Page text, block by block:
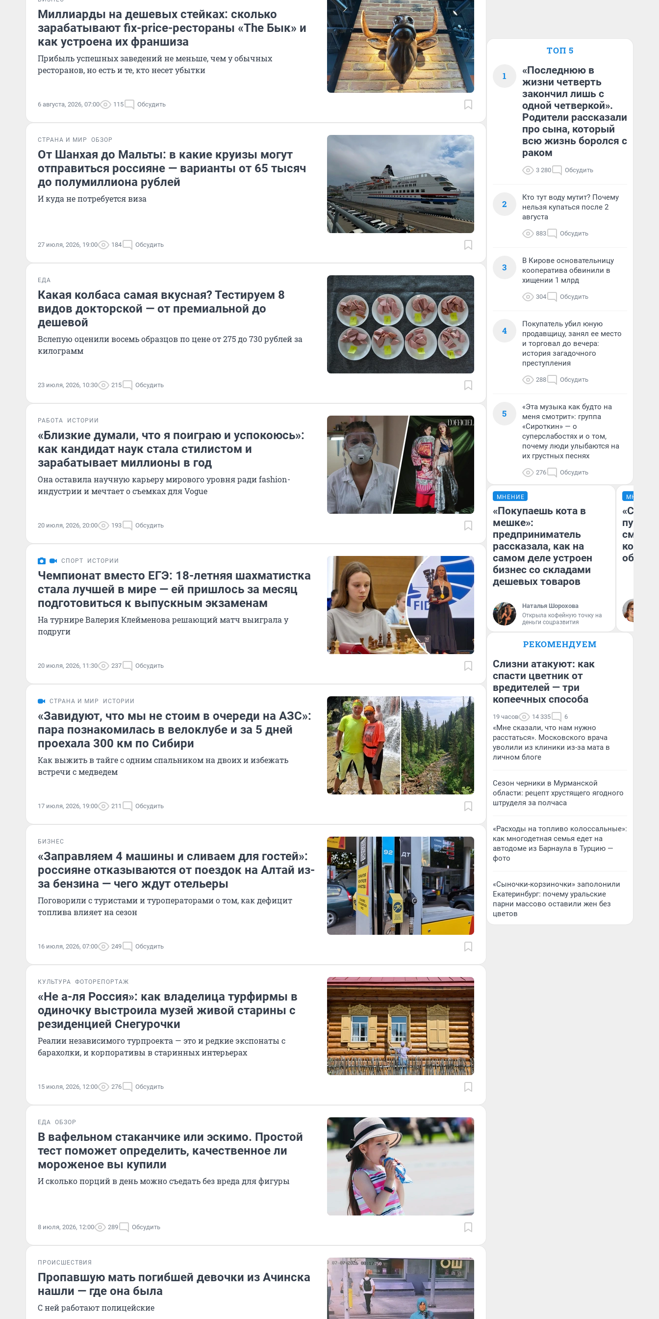
Миллиарды на дешевых стейках: сколько
зарабатывают fix-price-рестораны «The Бык» и
как устроена их франшиза
Прибыль успешных заведений не меньше, чем у обычных
ресторанов, но есть и те, кто несет убытки
6 августа, 2026, 07:00 115 Обсудить
СТРАНА И МИР ОБЗОР
От Шанхая до Мальты: в какие круизы могут
отправиться россияне — варианты от 65 тысяч
до полумиллиона рублей
И куда не потребуется виза
27 июля, 2026, 19:00 184 Обсудить
ЕДА
Какая колбаса самая вкусная? Тестируем 8
видов докторской — от премиальной до
дешевой
Вслепую оценили восемь образцов по цене от 275 до 730 рублей за
килограмм
23 июля, 2026, 10:30 215 Обсудить
РАБОТА ИСТОРИИ
«Близкие думали, что я поиграю и успокоюсь»:
как кандидат наук стала стилистом и
зарабатывает миллионы в год
Она оставила научную карьеру мирового уровня ради fashion-
индустрии и мечтает о съемках для Vogue
20 июля, 2026, 20:00 193 Обсудить
СПОРТ ИСТОРИИ
Чемпионат вместо ЕГЭ: 18-летняя шахматистка
стала лучшей в мире — ей пришлось за месяц
подготовиться к выпускным экзаменам
На турнире Валерия Клейменова решающий матч выиграла у
подруги
20 июля, 2026, 11:30 237 Обсудить
СТРАНА И МИР ИСТОРИИ
«Завидуют, что мы не стоим в очереди на АЗС»:
пара познакомилась в велоклубе и за 5 дней
проехала 300 км по Сибири
Как выжить в тайге с одним спальником на двоих и избежать
встречи с медведем
17 июля, 2026, 19:00 211 Обсудить
БИЗНЕС
«Заправляем 4 машины и сливаем для гостей»:
россияне отказываются от поездок на Алтай из-
за бензина — чего ждут отельеры
Поговорили с туристами и туроператорами о том, как дефицит
топлива влияет на сезон
16 июля, 2026, 07:00 249 Обсудить
КУЛЬТУРА ФОТОРЕПОРТАЖ
«Не а-ля Россия»: как владелица турфирмы в
одиночку выстроила музей живой старины с
резиденцией Снегурочки
Реалии независимого турпроекта — это и редкие экспонаты с
барахолки, и корпоративы в старинных интерьерах
15 июля, 2026, 12:00 276 Обсудить
ЕДА ОБЗОР
В вафельном стаканчике или эскимо. Простой
тест поможет определить, качественное ли
мороженое вы купили
И сколько порций в день можно съедать без вреда для фигуры
8 июля, 2026, 12:00 289 Обсудить
ПРОИСШЕСТВИЯ
Пропавшую мать погибшей девочки из Ачинска
нашли — где она была
С ней работают полицейские
ТОП 5
1
«Последнюю в
жизни четверть
закончил лишь с
одной четверкой».
Родители рассказали
про сына, который
всю жизнь боролся с
раком
3 280 Обсудить
2
Кто тут воду мутит? Почему
нельзя купаться после 2
августа
883 Обсудить
3
В Кирове основательницу
кооператива обвинили в
хищении 1 млрд
304 Обсудить
4
Покупатель убил юную
продавщицу, занял ее место
и торговал до вечера:
история загадочного
преступления
288 Обсудить
5
«Эта музыка как будто на
меня смотрит»: группа
«Сироткин» — о
суперслабостях и о том,
почему люди улыбаются на
их грустных песнях
276 Обсудить
МНЕНИЕ
«Покупаешь кота в
мешке»:
предприниматель
рассказала, как на
самом деле устроен
бизнес со складами
дешевых товаров
Наталья Шорохова
Открыла кофейную точку на
деньги соцразвития
МНЕНИЕ
РЕКОМЕНДУЕМ
Слизни атакуют: как
спасти цветник от
вредителей — три
копеечных способа
19 часов 14 335 6
«Мне сказали, что нам нужно
расстаться». Московского врача
уволили из клиники из-за мата в
личном блоге
Сезон черники в Мурманской
области: рецепт хрустящего ягодного
штруделя за полчаса
«Расходы на топливо колоссальные»:
как многодетная семья едет на
автодоме из Барнаула в Турцию —
фото
«Сыночки-корзиночки» заполонили
Екатеринбург: почему уральские
парни массово оставили жен без
цветов